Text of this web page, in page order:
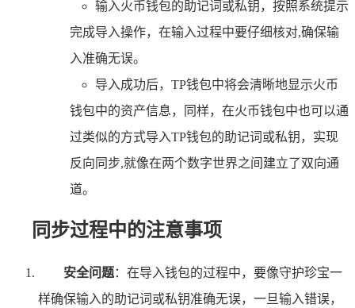
输入火币钱包的助记词或私钥，按照系统提示
完成导入操作，在输入过程中要仔细核对,确保输
入准确无误。
导入成功后，TP钱包中将会清晰地显示火币
钱包中的资产信息，同样，在火币钱包中也可以通
过类似的方式导入TP钱包的助记词或私钥，实现
反向同步,就像在两个数字世界之间建立了双向通
道。
同步过程中的注意事项
安全问题：在导入钱包的过程中，要像守护珍宝一
样确保输入的助记词或私钥准确无误，一旦输入错误，